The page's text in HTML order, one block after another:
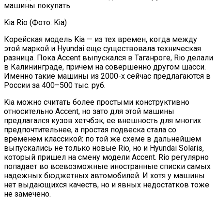
Kia Rio (Фото: Kia)
Корейская модель Kia — из тех времен, когда между
этой маркой и Hyundai еще существовала техническая
разница. Пока Accent выпускался в Таганроге, Rio делали
в Калининграде, причем на совершенно другом шасси.
Именно такие машины из 2000-х сейчас предлагаются в
России за 400–500 тыс. руб.
Kia можно считать более простыми конструктивно
относительно Accent, но зато для этой машины
предлагался кузов хетчбэк, ее внешность для многих
предпочтительнее, а простая подвеска стала со
временем классикой: по той же схеме в дальнейшем
выпускались не только новые Rio, но и Hyundai Solaris,
который пришел на смену модели Accent. Rio регулярно
попадает во всевозможные иностранные списки самых
надежных бюджетных автомобилей. И хотя у машины
нет выдающихся качеств, но и явных недостатков тоже
не замечено.